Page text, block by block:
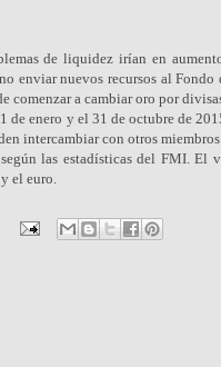
de liquidez irían en
enviar nuevos recursos al
comenzar a cambiar oro por
enero y el 31 de octubre de
intercambiar con otros
las estadísticas del FMI. El
el euro.